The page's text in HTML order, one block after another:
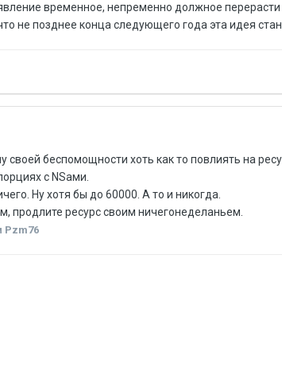
временное, непременно должное
не позднее конца следующего года эта идея
своей беспомощности хоть как то повлиять на
с NSами.
Ну хотя бы до 60000. А то и никогда.
продлите ресурс своим ничегонеделаньем.
Pzm76